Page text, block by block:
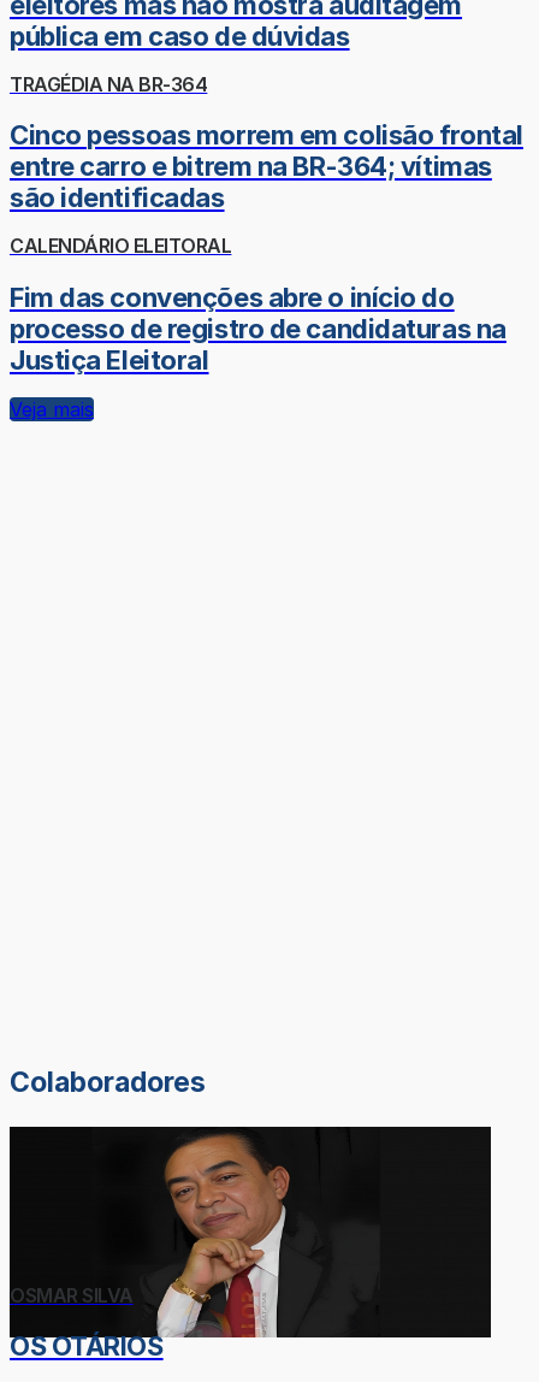
pública em caso de dúvidas
TRAGÉDIA NA BR-364
Cinco pessoas morrem em colisão frontal
entre carro e bitrem na BR-364; vítimas
são identificadas
CALENDÁRIO ELEITORAL
Fim das convenções abre o início do
processo de registro de candidaturas na
Justiça Eleitoral
Veja mais
Colaboradores
OSMAR SILVA
OS OTÁRIOS